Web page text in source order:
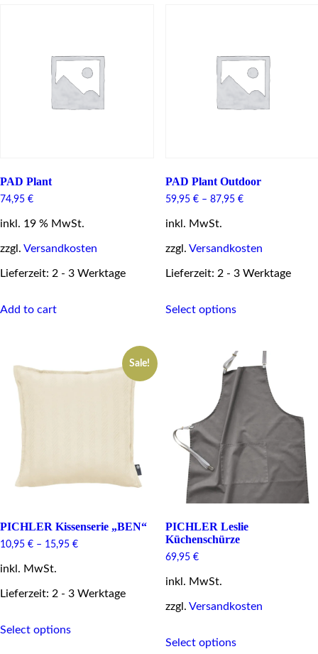
be
chosen
on
product
PAD Plant
74,95 €
inkl. 19 % MwSt.
zzgl. Versandkosten
Lieferzeit: 2 - 3 Werktage
Add to cart
PAD Plant Outdoor
59,95 €– 87,95 €
inkl. MwSt.
zzgl. Versandkosten
Lieferzeit: 2 - 3 Werktage
Select optionsproduct
variants.
The
options
may
chosen
on
the
product
Sale!
PICHLER Kissenserie „BEN“
10,95 € – 15,95 €
inkl. MwSt.
Lieferzeit: 2 - 3 Werktage
Select optionsproduct
PICHLER Leslie
Küchenschürze
69,95 €
inkl. MwSt.
zzgl. Versandkosten
Select optionsproduct